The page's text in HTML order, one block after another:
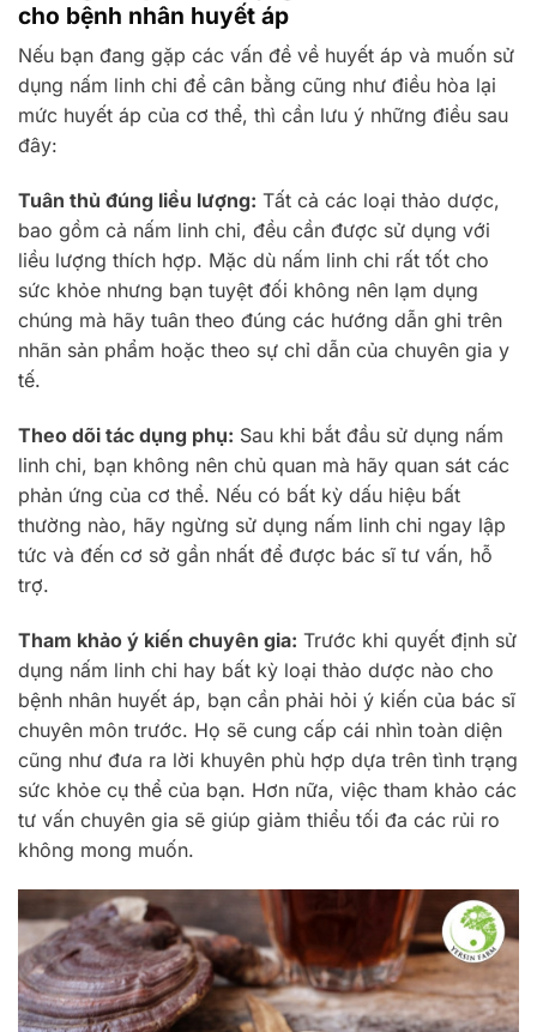
cho bệnh nhân huyết áp
Nếu bạn đang gặp các vấn đề về huyết áp và muốn sử
dụng nấm linh chi để cân bằng cũng như điều hòa lại
mức huyết áp của cơ thể, thì cần lưu ý những điều sau
đây:
Tuân thủ đúng liều lượng: Tất cả các loại thảo dược,
bao gồm cả nấm linh chi, đều cần được sử dụng với
liều lượng thích hợp. Mặc dù nấm linh chi rất tốt cho
sức khỏe nhưng bạn tuyệt đối không nên lạm dụng
chúng mà hãy tuân theo đúng các hướng dẫn ghi trên
nhãn sản phẩm hoặc theo sự chỉ dẫn của chuyên gia y
tế.
Theo dõi tác dụng phụ: Sau khi bắt đầu sử dụng nấm
linh chi, bạn không nên chủ quan mà hãy quan sát các
phản ứng của cơ thể. Nếu có bất kỳ dấu hiệu bất
thường nào, hãy ngừng sử dụng nấm linh chi ngay lập
tức và đến cơ sở gần nhất để được bác sĩ tư vấn, hỗ
trợ.
Tham khảo ý kiến chuyên gia: Trước khi quyết định sử
dụng nấm linh chi hay bất kỳ loại thảo dược nào cho
bệnh nhân huyết áp, bạn cần phải hỏi ý kiến của bác sĩ
chuyên môn trước. Họ sẽ cung cấp cái nhìn toàn diện
cũng như đưa ra lời khuyên phù hợp dựa trên tình trạng
sức khỏe cụ thể của bạn. Hơn nữa, việc tham khảo các
tư vấn chuyên gia sẽ giúp giảm thiểu tối đa các rủi ro
không mong muốn.